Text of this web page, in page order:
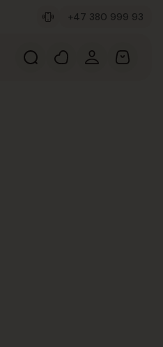
+47 380 999 93